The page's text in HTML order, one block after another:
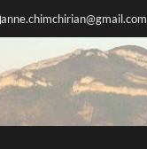
anne.chimchirian@gmail.com